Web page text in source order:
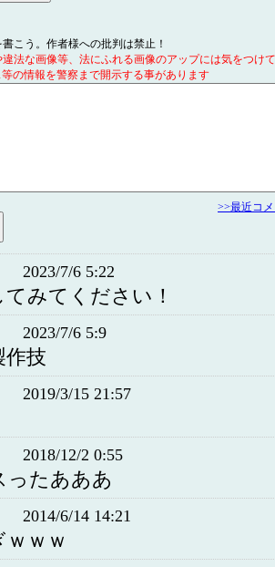
こう。作者様への批判は禁止！
法な画像等、法にふれる画像のアップには気をつけ
の情報を警察まで開示する事があります
>>最近コ
2023/7/6 5:22
みてください！
2023/7/6 5:9
作技
2019/3/15 21:57
2018/12/2 0:55
ったあああ
2014/6/14 14:21
ｗｗ